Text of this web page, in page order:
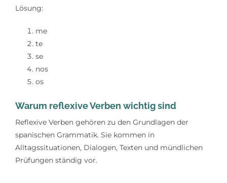
Lösung:
me
te
se
nos
os
Warum reflexive Verben wichtig sind
Reflexive Verben gehören zu den Grundlagen der
spanischen Grammatik. Sie kommen in
Alltagssituationen, Dialogen, Texten und mündlichen
Prüfungen ständig vor.